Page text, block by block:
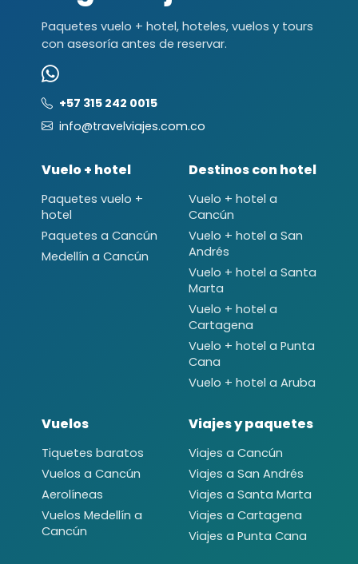
Paquetes vuelo + hotel, hoteles, vuelos y tours
con asesoría antes de reservar.
+57 315 242 0015
info@travelviajes.com.co
Vuelo + hotel
Paquetes vuelo +
hotel
Paquetes a Cancún
Medellín a Cancún
Destinos con hotel
Vuelo + hotel a
Cancún
Vuelo + hotel a San
Andrés
Vuelo + hotel a Santa
Marta
Vuelo + hotel a
Cartagena
Vuelo + hotel a Punta
Cana
Vuelo + hotel a Aruba
Vuelos
Tiquetes baratos
Vuelos a Cancún
Aerolíneas
Vuelos Medellín a
Cancún
Viajes y paquetes
Viajes a Cancún
Viajes a San Andrés
Viajes a Santa Marta
Viajes a Cartagena
Viajes a Punta Cana